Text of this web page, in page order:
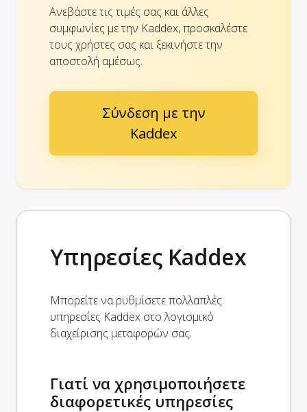
Ανεβάστε τις τιμές σας και άλλες
συμφωνίες με την Kaddex, προσκαλέστε
τους χρήστες σας και ξεκινήστε την
αποστολή αμέσως.
Σύνδεση με την
Kaddex
Υπηρεσίες Kaddex
Μπορείτε να ρυθμίσετε πολλαπλές
υπηρεσίες Kaddex στο λογισμικό
διαχείρισης μεταφορών σας.
Γιατί να χρησιμοποιήσετε
διαφορετικές υπηρεσίες